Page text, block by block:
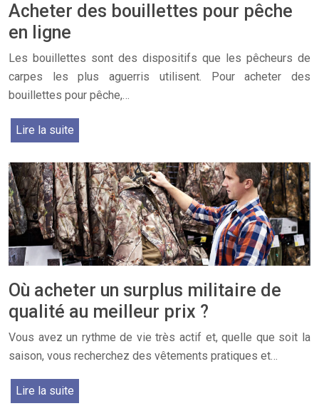
Acheter des bouillettes pour pêche
en ligne
Les bouillettes sont des dispositifs que les pêcheurs de
carpes les plus aguerris utilisent. Pour acheter des
bouillettes pour pêche,…
Lire la suite
Où acheter un surplus militaire de
qualité au meilleur prix ?
Vous avez un rythme de vie très actif et, quelle que soit la
saison, vous recherchez des vêtements pratiques et…
Lire la suite